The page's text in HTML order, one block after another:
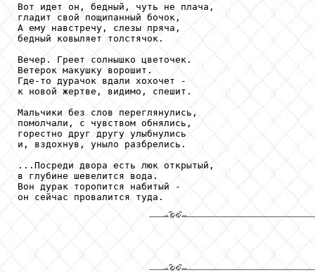
Вот идет он, бедный, чуть не плача,
гладит свой пощипанный бочок,
А ему навстречу, слезы пряча,
бедный ковыляет толстячок.
Вечер. Греет солнышко цветочек.
Ветерок макушку ворошит.
Где-то дурачок вдали хохочет -
к новой жертве, видимо, спешит.
Мальчики без слов переглянулись,
помолчали, с чувством обнялись,
горестно друг другу улыбнулись
и, вздохнув, уныло разбрелись.
...Посреди двора есть люк открытый,
в глубине шевелится вода.
Вон дурак торопится набитый -
он сейчас провалится туда.